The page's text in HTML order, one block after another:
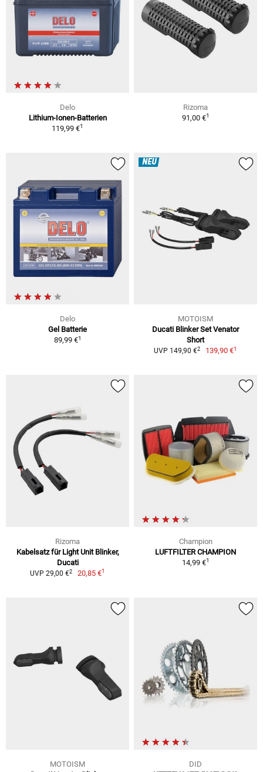
Delo
Lithium-Ionen-Batterien
119,99 €1
Rizoma
91,00 €1
Delo
Gel Batterie
89,99 €1
NEU
MOTOISM
Ducati Blinker Set Venator
Short
UVP 149,90 €2 139,90 €1
Rizoma
Kabelsatz für Light Unit Blinker,
Ducati
UVP 29,00 €2 20,85 €1
Champion
LUFTFILTER CHAMPION
14,99 €1
MOTOISM
DID